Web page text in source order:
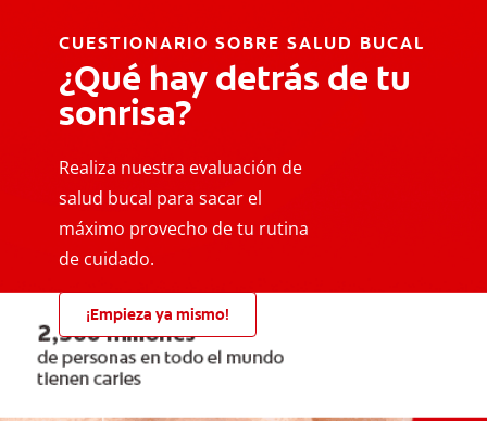
CUESTIONARIO SOBRE SALUD BUCAL
¿Qué hay detrás de tu
sonrisa?
Realiza nuestra evaluación de
salud bucal para sacar el
máximo provecho de tu rutina
de cuidado.
¡Empieza ya mismo!